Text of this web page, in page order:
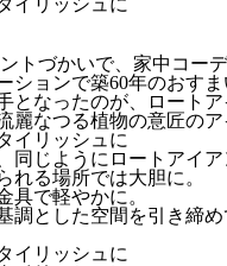
トづかいで、家中コー
ョンで築60年のおすま
なったのが、ロートア
麗なつる植物の意匠の
同じようにロートアイア
れる場所では大胆に。
具で軽やかに。
とした空間を引き締め